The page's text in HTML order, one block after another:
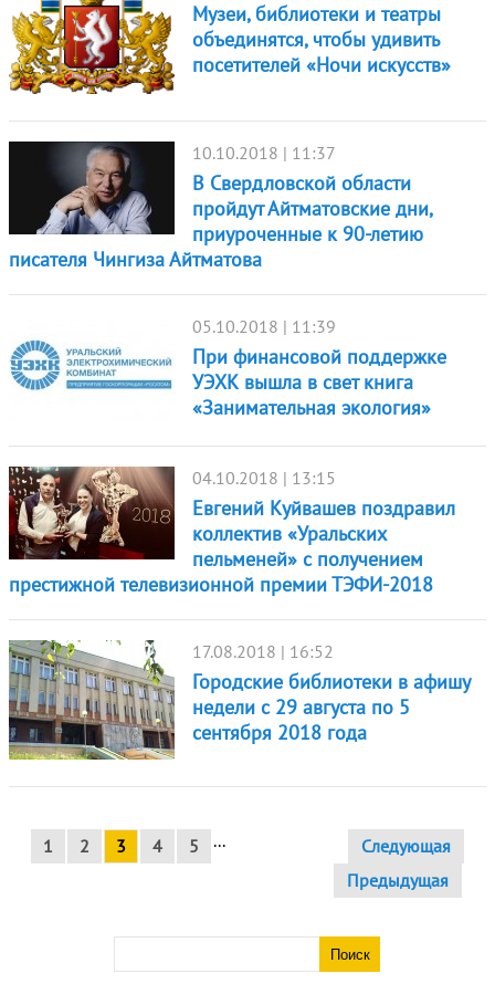
Музеи, библиотеки и театры
объединятся, чтобы удивить
посетителей «Ночи искусств»
10.10.2018 | 11:37
В Свердловской области
пройдут Айтматовские дни,
приуроченные к 90-летию
писателя Чингиза Айтматова
05.10.2018 | 11:39
При финансовой поддержке
УЭХК вышла в свет книга
«Занимательная экология»
04.10.2018 | 13:15
Евгений Куйвашев поздравил
коллектив «Уральских
пельменей» с получением
престижной телевизионной премии ТЭФИ-2018
17.08.2018 | 16:52
Городские библиотеки в афишу
недели с 29 августа по 5
сентября 2018 года
1 2 3 4 5 ...
Следующая
Предыдущая